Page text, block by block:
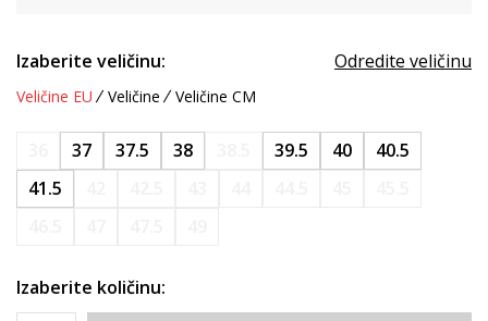
Izaberite veličinu: Odredite veličinu
Veličine EU Veličine Veličine CM
37 37.5 38 39.5 40
40.5
41.5
Izaberite količinu: